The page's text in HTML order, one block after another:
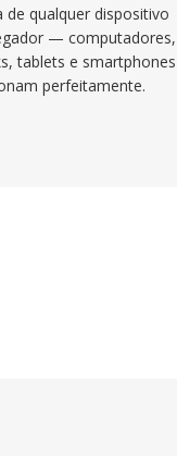
de qualquer dispositivo
— computadores,
tablets e smartphones
perfeitamente.